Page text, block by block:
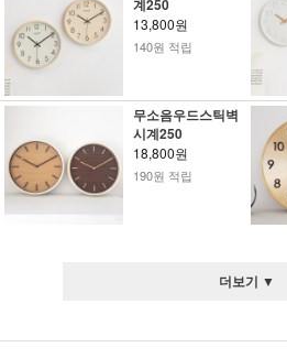
계250
13,800원
140원 적립
무소음우드스틱벽
시계250
18,800원
190원 적립
더보기 ▼